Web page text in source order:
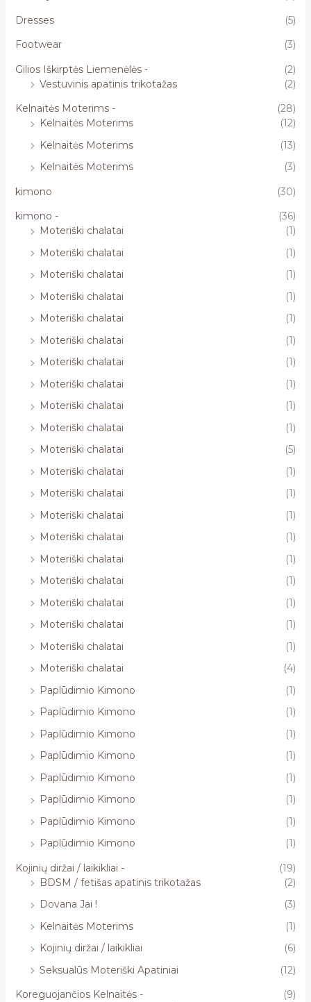
Dresses
(5)
Footwear
(3)
Gilios Iškirptės Liemenėlės -
(2)
Vestuvinis apatinis trikotažas
(2)
Kelnaitės Moterims -
(28)
Kelnaitės Moterims
(12)
Kelnaitės Moterims
(13)
Kelnaitės Moterims
(3)
kimono
(30)
kimono -
(36)
Moteriški chalatai
(1)
Moteriški chalatai
(1)
Moteriški chalatai
(1)
Moteriški chalatai
(1)
Moteriški chalatai
(1)
Moteriški chalatai
(1)
Moteriški chalatai
(1)
Moteriški chalatai
(1)
Moteriški chalatai
(1)
Moteriški chalatai
(1)
Moteriški chalatai
(5)
Moteriški chalatai
(1)
Moteriški chalatai
(1)
Moteriški chalatai
(1)
Moteriški chalatai
(1)
Moteriški chalatai
(1)
Moteriški chalatai
(1)
Moteriški chalatai
(1)
Moteriški chalatai
(1)
Moteriški chalatai
(1)
Moteriški chalatai
(4)
Paplūdimio Kimono
(1)
Paplūdimio Kimono
(1)
Paplūdimio Kimono
(1)
Paplūdimio Kimono
(1)
Paplūdimio Kimono
(1)
Paplūdimio Kimono
(1)
Paplūdimio Kimono
(1)
Paplūdimio Kimono
(1)
Kojinių diržai / laikikliai -
(19)
BDSM / fetišas apatinis trikotažas
(2)
Dovana Jai !
(3)
Kelnaitės Moterims
(1)
Kojinių diržai / laikikliai
(6)
Seksualūs Moteriški Apatiniai
(12)
Koreguojančios Kelnaitės -
(9)